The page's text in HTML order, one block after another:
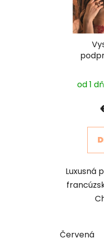
od 1
Luxusná
Červená